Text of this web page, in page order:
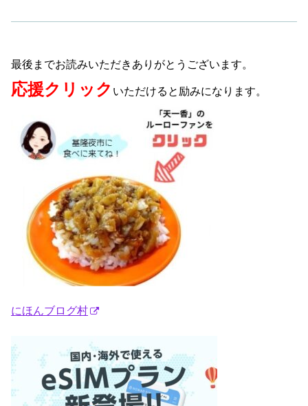
最後までお読みいただきありがとうございます。
応援クリック いただけると励みになります。
にほんブログ村